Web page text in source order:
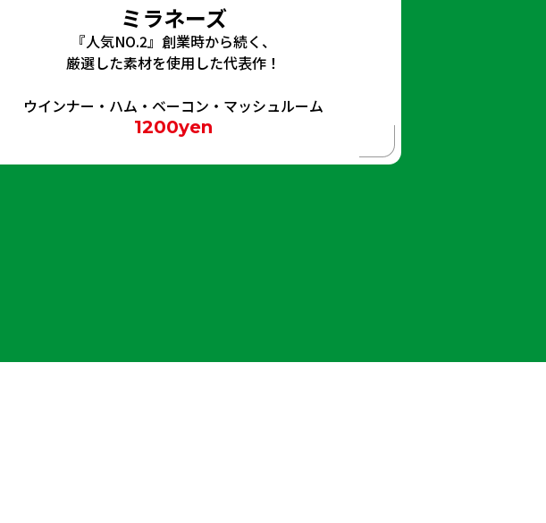
ミラネーズ
『人気NO.2』創業時から続く、
厳選した素材を使用した代表作！
ウインナー・ハム・ベーコン・マッシュルーム
1200yen